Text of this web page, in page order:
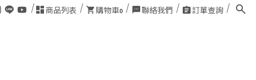
商品列表 購物車0 聯絡我們 訂單查詢